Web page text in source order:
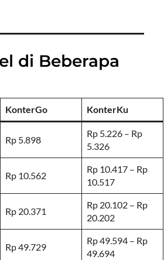
di Beberapa
KonterGo KonterKu
Rp 5.898
Rp 5.226 – Rp
5.326
Rp 10.562
Rp 10.417 – Rp
10.517
Rp 20.371
Rp 20.102 – Rp
20.202
Rp 49.729
Rp 49.594 – Rp
49.694